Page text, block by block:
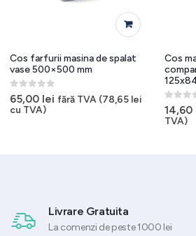
Cos farfurii masina de spalat
vase 500×500 mm
0out of 5
65,00 lei fără TVA (78,65 lei
cu TVA)
Cos
0 out of
14,60
TVA)
Livrare Gratuita
La comenzi de peste 1000 lei